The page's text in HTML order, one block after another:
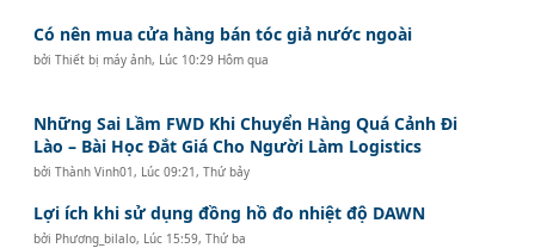
Có nên mua cửa hàng bán tóc giả nước ngoài
bởiThiết bị máy ảnh, Lúc 10:29 Hôm qua
Những Sai Lầm FWD Khi Chuyển Hàng Quá Cảnh Đi
Lào – Bài Học Đắt Giá Cho Người Làm Logistics
bởiThành Vinh01 , Lúc 09:21, Thứ bảy
Lợi ích khi sử dụng đồng hồ đo nhiệt độ DAWN
bởi Phương_bilalo, Lúc 15:59, Thứ ba